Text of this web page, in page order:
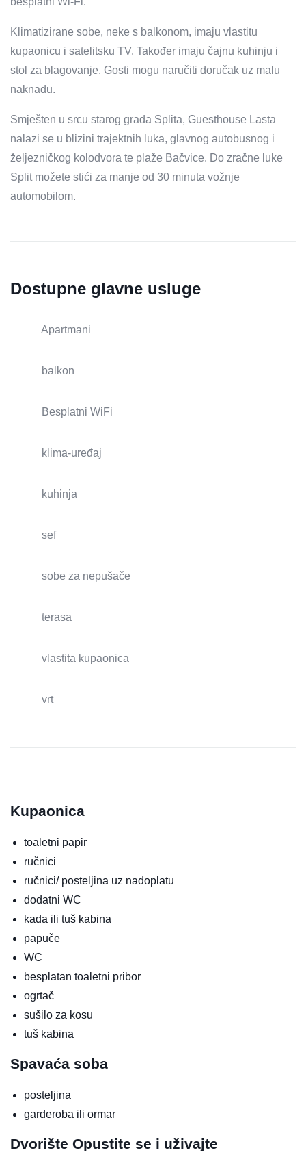
Klimatizirane sobe, neke s balkonom, imaju vlastitu
kupaonicu i satelitsku TV. Također imaju čajnu kuhinju i
stol za blagovanje. Gosti mogu naručiti doručak uz malu
naknadu.
Smješten u srcu starog grada Splita, Guesthouse Lasta
nalazi se u blizini trajektnih luka, glavnog autobusnog i
željezničkog kolodvora te plaže Bačvice. Do zračne luke
Split možete stići za manje od 30 minuta vožnje
automobilom.
Dostupne glavne usluge
Apartmani
balkon
Besplatni WiFi
klima-uređaj
kuhinja
sef
sobe za nepušače
terasa
vlastita kupaonica
vrt
Kupaonica
toaletni papir
ručnici
ručnici/ posteljina uz nadoplatu
dodatni WC
kada ili tuš kabina
papuče
WC
besplatan toaletni pribor
ogrtač
sušilo za kosu
tuš kabina
Spavaća soba
posteljina
garderoba ili ormar
Dvorište Opustite se i uživajte